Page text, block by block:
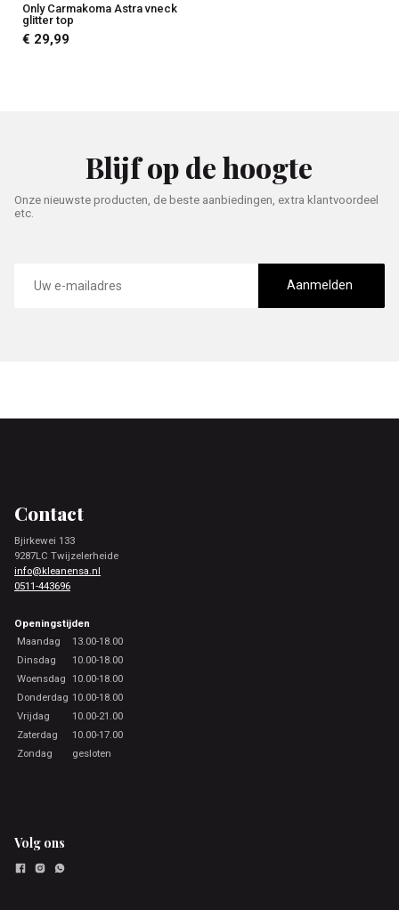
Only Carmakoma Astra vneck
glitter top
€ 29,99
Blijf op de hoogte
Onze nieuwste producten, de beste aanbiedingen, extra klantvoordeel
etc.
mailadres
Aanmelden
Contact
Bjirkewei 133
9287LC Twijzelerheide
info@kleanensa.nl
0511-443696
Openingstijden
Maandag
13.00-18.00
Dinsdag
10.00-18.00
Woensdag 10.00-18.00
Donderdag 10.00-18.00
Vrijdag
10.00-21.00
Zaterdag
10.00-17.00
Zondag
gesloten
Volg ons